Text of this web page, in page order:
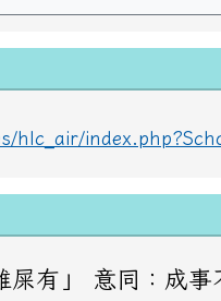
hlc_air/
屎有」 意同：成